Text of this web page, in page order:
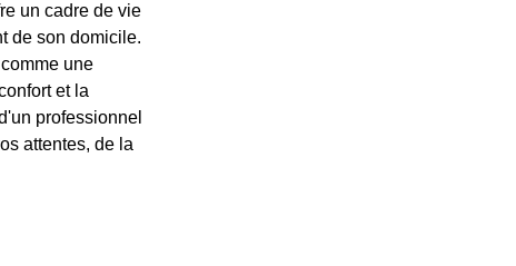
un cadre de vie
de son domicile.
une
et la
professionnel
attentes, de la